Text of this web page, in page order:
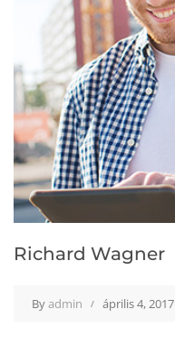
Richard Wagner
Byadmin április 4, 2017